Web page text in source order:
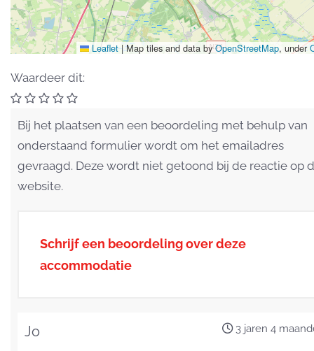
Leaflet |Map tiles and data byOpenStreetMap, under
Waardeer dit:
Bij het plaatsen van een beoordeling met behulp van
onderstaand formulier wordt om het emailadres
gevraagd. Deze wordt niet getoond bij de reactie op
website.
Schrijf een beoordeling over deze
accommodatie
Jo 3 jaren 4